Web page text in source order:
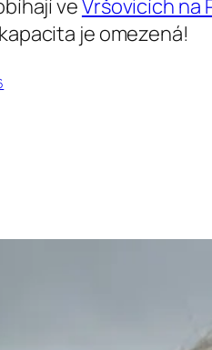
veVršovicích na
je omezená!